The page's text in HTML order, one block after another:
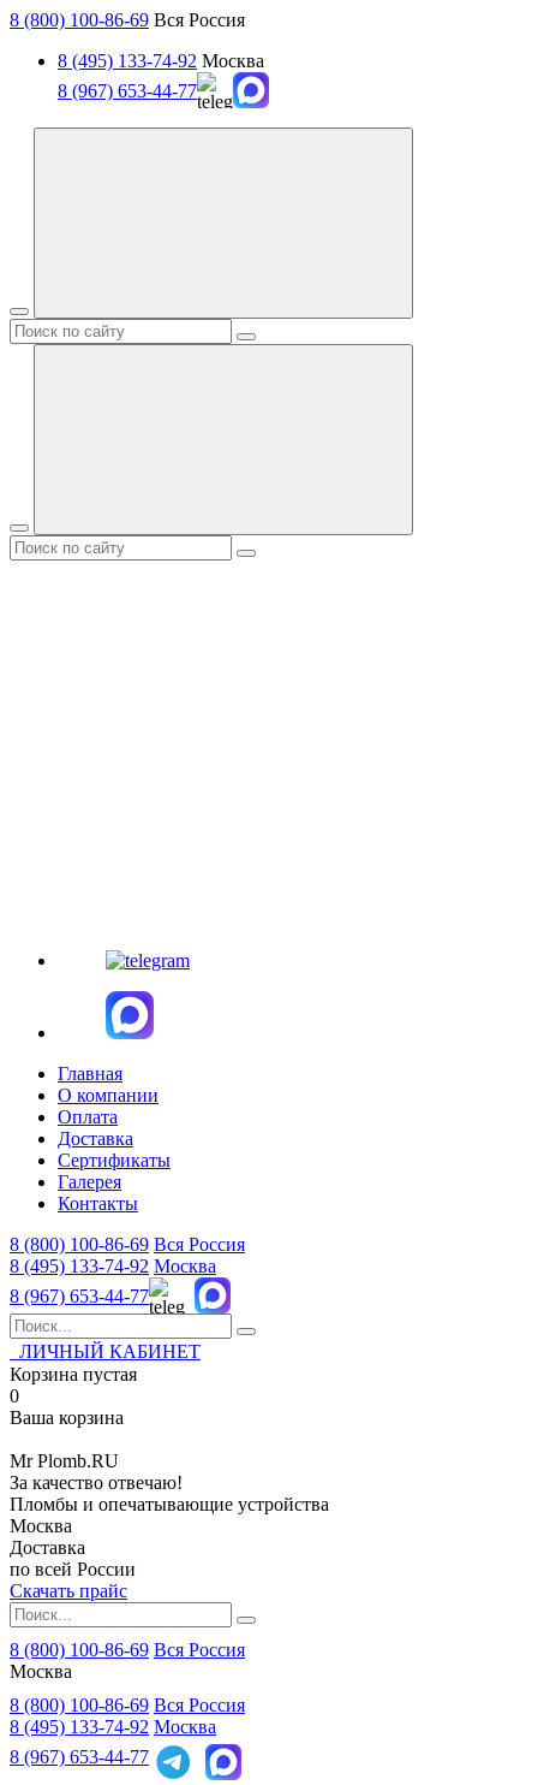
8 (800) 100-86-69 Вся Россия
8 (495) 133-74-92 Москва
8 (967) 653-44-77
Главная
О компании
Оплата
Доставка
Сертификаты
Галерея
Контакты
8 (800) 100-86-69 Вся Россия
8 (495) 133-74-92 Москва
8 (967) 653-44-77
ЛИЧНЫЙ КАБИНЕТ
Корзина пустая
0
Ваша корзина
MrPlomb.RU
За качество отвечаю!
Пломбы и опечатывающие устройства
Москва
Доставка
по всей России
Скачать прайс
8 (800) 100-86-69 Вся Россия
Москва
8 (800) 100-86-69 Вся Россия
8 (495) 133-74-92 Москва
8 (967) 653-44-77